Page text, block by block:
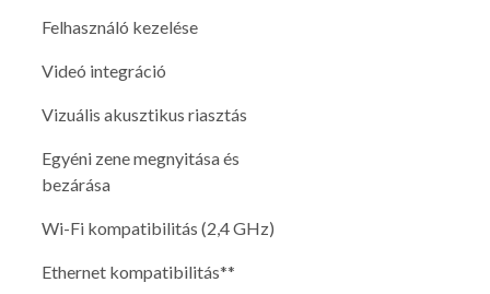
Felhasználó kezelése
Videó integráció
Vizuális akusztikus riasztás
Egyéni zene megnyitása és
bezárása
Wi-Fi kompatibilitás (2,4 GHz)
Ethernet kompatibilitás**